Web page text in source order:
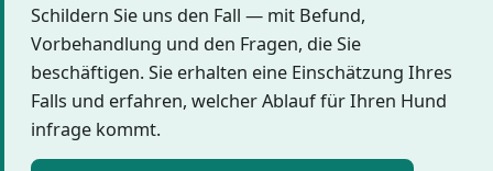
Schildern Sie uns den Fall — mit Befund,
Vorbehandlung und den Fragen, die Sie
beschäftigen. Sie erhalten eine Einschätzung Ihres
Falls und erfahren, welcher Ablauf für Ihren Hund
infrage kommt.